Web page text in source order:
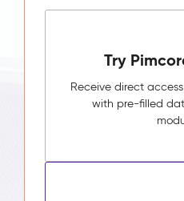
Try
Receive direct
with pre-filled